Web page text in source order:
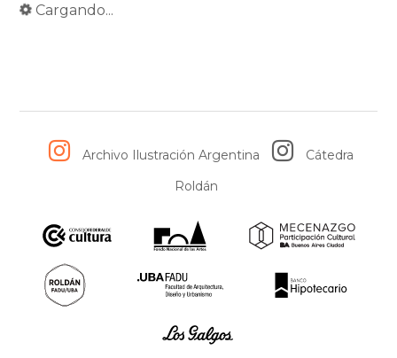
Cargando...
Archivo Ilustración Argentina
Cátedra
Roldán